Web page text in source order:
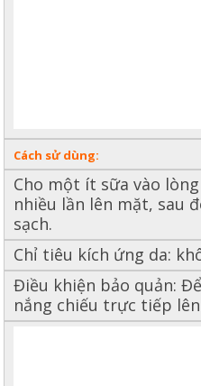
Cách sử dùng:
Cho một ít sữa vào
nhiều lần lên mặt, sau
sạch.
Chỉ tiêu kích ứng da:
Điều khiện bảo quản:
nắng chiếu trực tiếp